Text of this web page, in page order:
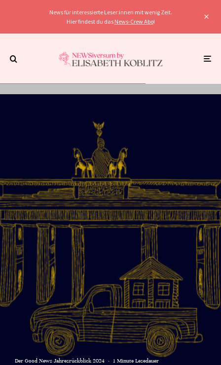
News für interessierte Leser:innen mit wenig Zeit.
Hier findest du das News-Crew Abo!
Der Good News Jahresrückblick 2024 · 1 Minute Lesedauer